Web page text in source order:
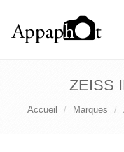
ZEISS
Accueil Marques